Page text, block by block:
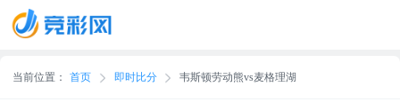
当前位置： 首页 即时比分 韦斯顿劳动熊vs麦格理湖